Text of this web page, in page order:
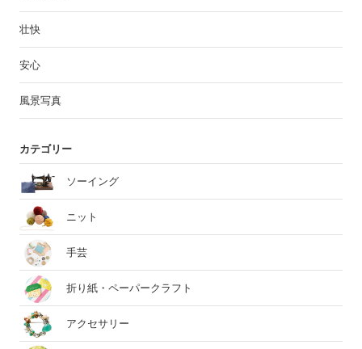
壮快
安心
風景写真
カテゴリー
ソーイング
ニット
手芸
折り紙・ペーパークラフト
アクセサリー